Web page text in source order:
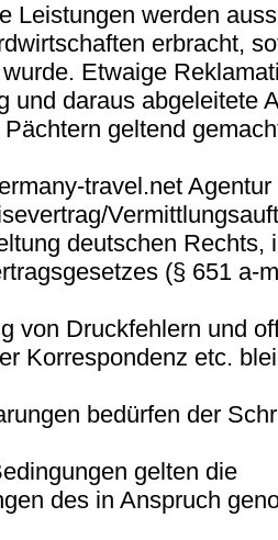
Leistungen werden
erbracht,
Etwaige
und daraus abgeleitete
geltend
travel.net
deutschen Rechts,
(§ 651 a-
von Druckfehlern und
Korrespondenz etc.
bedürfen der
gelten die
des in Anspruch